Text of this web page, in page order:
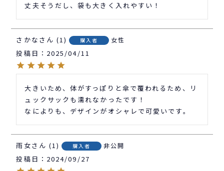
丈夫そうだし、袋も大きく入れやすい！
さかな 1 購入者 女性
投稿日 2025/04/11
大きいため、体がすっぽりと傘で覆われるため、リ
ュックサックも濡れなかったです！
雨女 1 購入者 非公開
投稿日 2024/09/27